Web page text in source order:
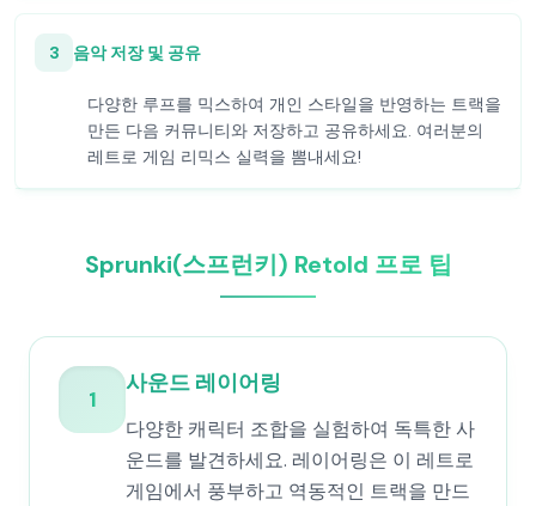
3 음악 저장 및 공유
다양한 루프를 믹스하여 개인 스타일을 반영하는 트랙을
만든 다음 커뮤니티와 저장하고 공유하세요. 여러분의
레트로 게임 리믹스 실력을 뽐내세요!
Sprunki(스프런키) Retold 프로 팁
1
사운드 레이어링
다양한 캐릭터 조합을 실험하여 독특한 사
운드를 발견하세요. 레이어링은 이 레트로
게임에서 풍부하고 역동적인 트랙을 만드